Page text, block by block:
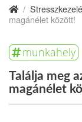
/
magánélet között!
munkahely
Találja meg
magánélet